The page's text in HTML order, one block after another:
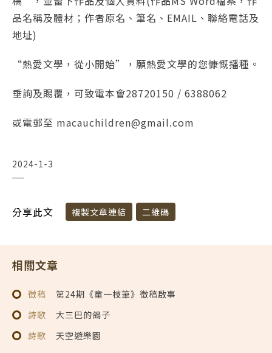
品名稱及體材；作者原名、筆名、EMAIL、聯絡電話及
地址)
“熱愛文學，從小開始”，願熱愛文學的您慷慨播種。
垂詢及賜覆，可致電本會28720150 / 6388062
或電郵至 macauchildren@gmail.com
2024-1-3
分享此文 複製文章連結 二維碼
相關文章
徵稿
第24期《童一枝筆》徵稿啟事
詩歌
大三巴的鴿子
詩歌
天空遊樂園